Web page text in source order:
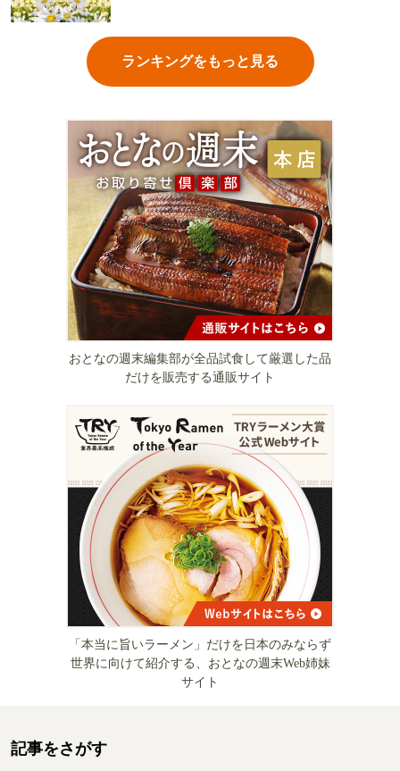
ランキングをもっと見る
おとなの週末編集部が全品試食して厳選した品
だけを販売する通販サイト
「本当に旨いラーメン」だけを日本のみならず
世界に向けて紹介する、おとなの週末Web姉妹
サイト
記事をさがす